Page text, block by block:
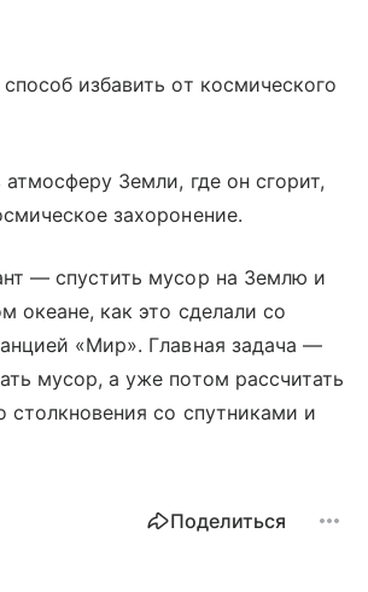
избавить от космического
атмосферу Земли, где он сгорит,
захоронение.
— спустить мусор на Землю и
океане, как это сделали со
«Мир». Главная задача —
мусор, а уже потом рассчитать
столкновения со спутниками и
Поделиться